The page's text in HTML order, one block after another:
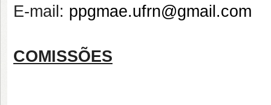
E-mail: ppgmae.ufrn@gmail.com
COMISSÕES